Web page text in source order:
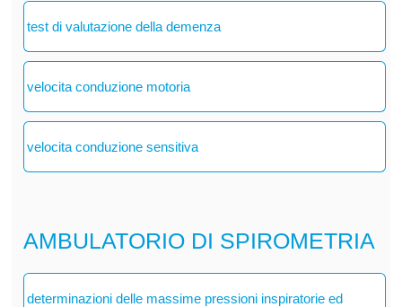
test di valutazione della demenza
velocita conduzione motoria
velocita conduzione sensitiva
AMBULATORIO DI SPIROMETRIA
determinazioni delle massime pressioni inspiratorie ed